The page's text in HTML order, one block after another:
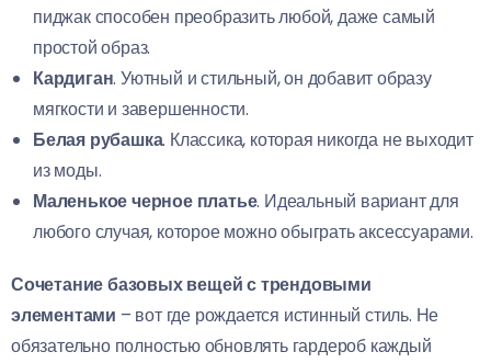
пиджак способен преобразить любой, даже самый
простой образ.
Кардиган. Уютный и стильный, он добавит образу
мягкости и завершенности.
Белая рубашка. Классика, которая никогда не выходит
из моды.
Маленькое черное платье. Идеальный вариант для
любого случая, которое можно обыграть аксессуарами.
Сочетание базовых вещей с трендовыми
элементами – вот где рождается истинный стиль. Не
обязательно полностью обновлять гардероб каждый